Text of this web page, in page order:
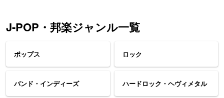
J-POP・邦楽ジャンル一覧
ポップス ロック
バンド・インディーズ ハードロック・ヘヴィメタル